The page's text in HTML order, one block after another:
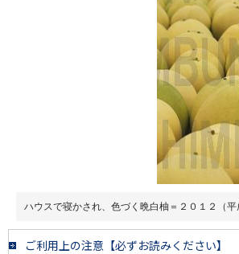
ハウスで寝かされ、色づく晩白柚＝２０１２（
ご利用上の注意【必ずお読みください】